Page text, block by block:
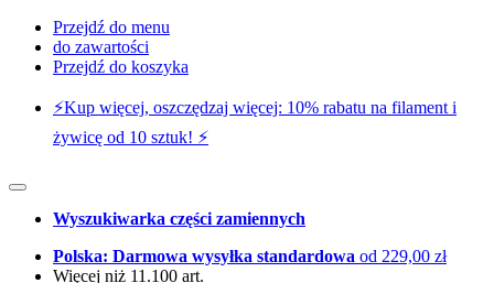
Przejdź do menu
do zawartości
Przejdź do koszyka
⚡️Kup więcej, oszczędzaj więcej: 10% rabatu na filament i
żywicę od 10 sztuk! ⚡️
Wyszukiwarka części zamiennych
Polska: Darmowa wysyłka standardowa od 229,00 zł
Więcej niż 11.100 art.